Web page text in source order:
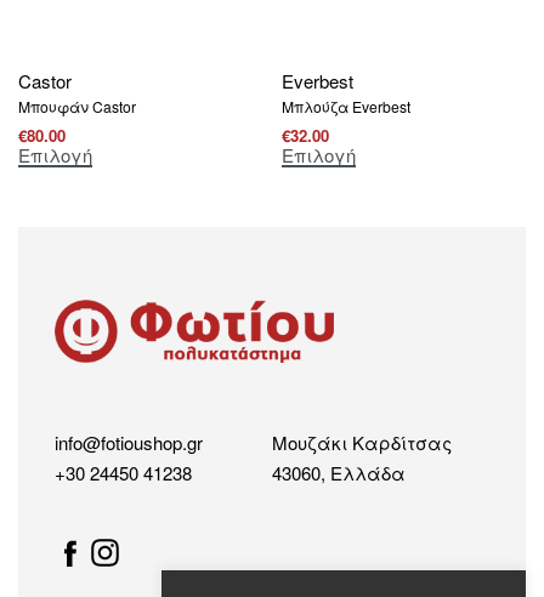
Castor
Μπουφάν Castor
€80.00
Επιλογή
Everbest
Μπλούζα Everbest
€32.00
Επιλογή
info@fotioushop.gr
+30 24450 41238
Μουζάκι Καρδίτσας
43060, Ελλάδα